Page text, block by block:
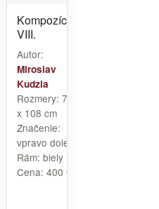
Kompozícia
VIII.
Autor:
Miroslav
Kudzia
Rozmery: 78
x 108 cm
Značenie:
vpravo dole
Rám: biely
Cena: 400 €